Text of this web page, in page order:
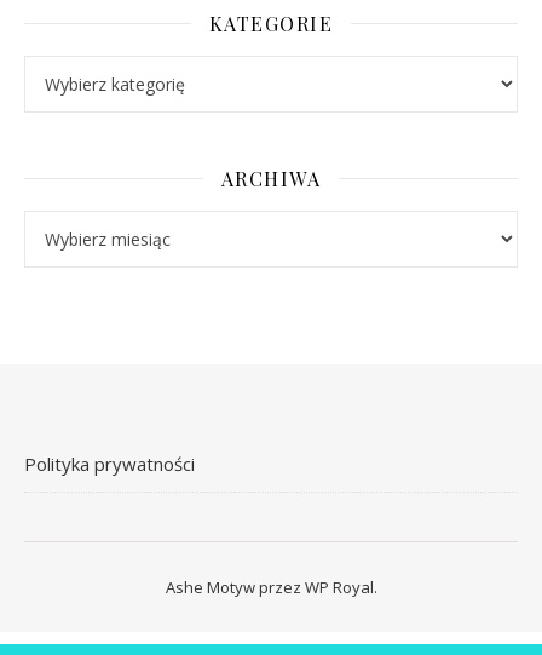
KATEGORIE
ARCHIWA
Polityka prywatności
Ashe Motyw przez WP Royal.